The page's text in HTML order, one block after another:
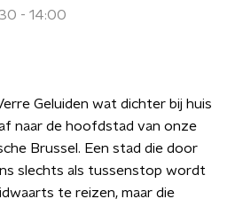
- 14:00
Geluiden wat dichter bij huis
naar de hoofdstad van onze
Brussel. Een stad die door
slechts als tussenstop wordt
te reizen, maar die